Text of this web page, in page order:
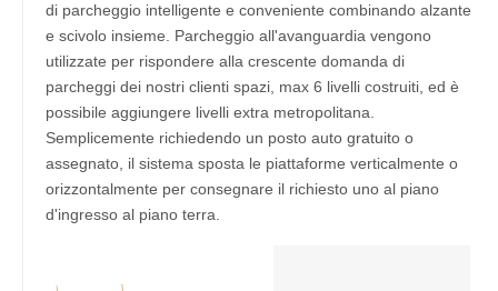
di parcheggio intelligente e conveniente combinando alzante
e scivolo insieme. Parcheggio all'avanguardia vengono
utilizzate per rispondere alla crescente domanda di
parcheggi dei nostri clienti spazi, max 6 livelli costruiti, ed è
possibile aggiungere livelli extra metropolitana.
Semplicemente richiedendo un posto auto gratuito o
assegnato, il sistema sposta le piattaforme verticalmente o
orizzontalmente per consegnare il richiesto uno al piano
d'ingresso al piano terra.